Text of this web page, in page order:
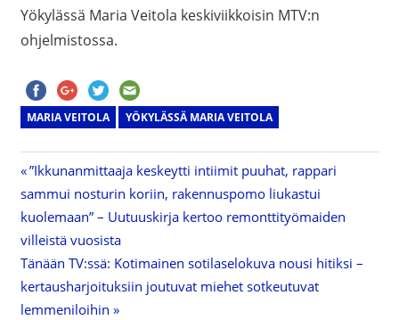
Yökylässä Maria Veitola keskiviikkoisin MTV:n
ohjelmistossa.
MARIA VEITOLA YÖKYLÄSSÄ MARIA VEITOLA
Artikkelien
selaus
Previous
Post:
”Ikkunanmittaaja keskeytti intiimit puuhat, rappari
sammui nosturin koriin, rakennuspomo liukastui
kuolemaan” – Uutuuskirja kertoo remonttityömaiden
villeistä vuosista
Next
Post:
Tänään TV:ssä: Kotimainen sotilaselokuva nousi hitiksi –
kertausharjoituksiin joutuvat miehet sotkeutuvat
lemmeniloihin